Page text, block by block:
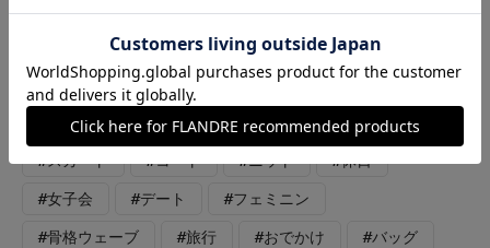
リ見えするAラインスカート。ショート丈のコートと合わせてフ
ェミニンに。コートは軽くて柔らかく滑らかな素材感で、着心地
が良いアイテムになっています。
#スカート #コート #ニット #休日
#女子会 #デート #フェミニン
#骨格ウェーブ #旅行 #おでかけ #バッグ